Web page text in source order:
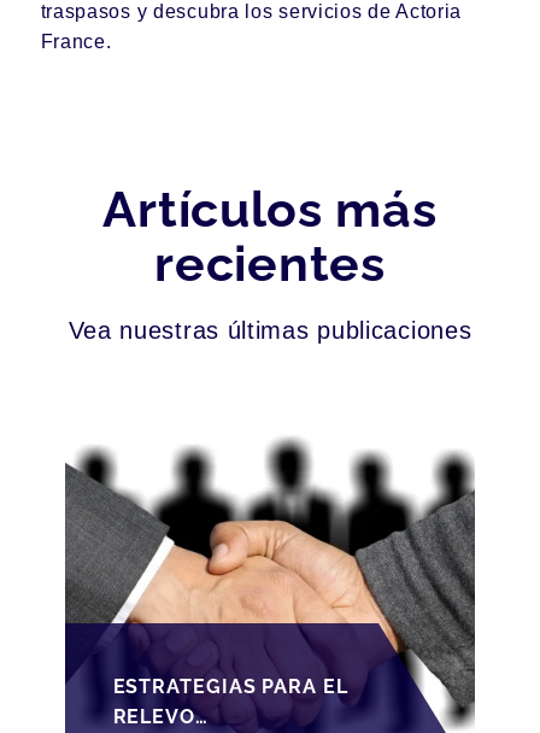
traspasos y descubra los servicios de Actoria
France.
Artículos más
recientes
Vea nuestras últimas publicaciones
ESTRATEGIAS PARA EL
RELEVO